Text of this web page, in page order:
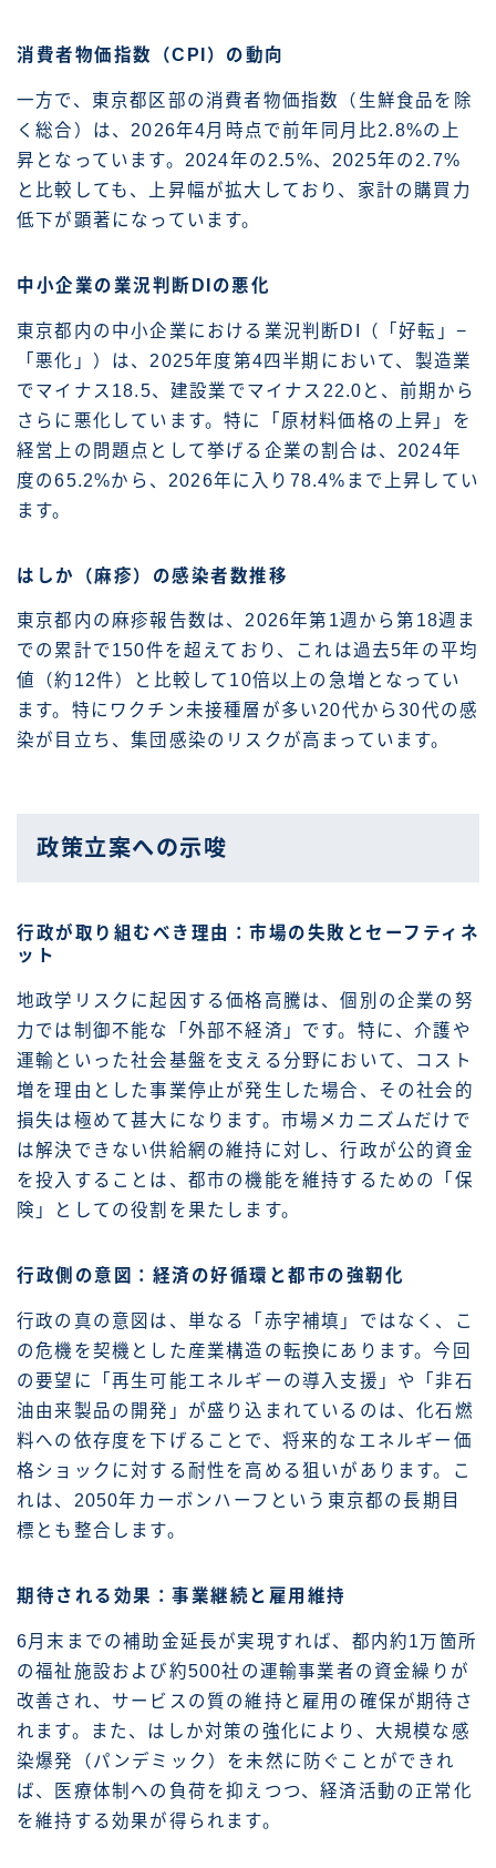
消費者物価指数（CPI）の動向
一方で、東京都区部の消費者物価指数（生鮮食品を除
く総合）は、2026年4月時点で前年同月比2.8%の上
昇となっています。2024年の2.5%、2025年の2.7%
と比較しても、上昇幅が拡大しており、家計の購買力
低下が顕著になっています。
中小企業の業況判断DIの悪化
東京都内の中小企業における業況判断DI（「好転」−
「悪化」）は、2025年度第4四半期において、製造業
でマイナス18.5、建設業でマイナス22.0と、前期から
さらに悪化しています。特に「原材料価格の上昇」を
経営上の問題点として挙げる企業の割合は、2024年
度の65.2%から、2026年に入り78.4%まで上昇してい
ます。
はしか（麻疹）の感染者数推移
東京都内の麻疹報告数は、2026年第1週から第18週ま
での累計で150件を超えており、これは過去5年の平均
値（約12件）と比較して10倍以上の急増となってい
ます。特にワクチン未接種層が多い20代から30代の感
染が目立ち、集団感染のリスクが高まっています。
政策立案への示唆
行政が取り組むべき理由：市場の失敗とセーフティネ
ット
地政学リスクに起因する価格高騰は、個別の企業の努
力では制御不能な「外部不経済」です。特に、介護や
運輸といった社会基盤を支える分野において、コスト
増を理由とした事業停止が発生した場合、その社会的
損失は極めて甚大になります。市場メカニズムだけで
は解決できない供給網の維持に対し、行政が公的資金
を投入することは、都市の機能を維持するための「保
険」としての役割を果たします。
行政側の意図：経済の好循環と都市の強靭化
行政の真の意図は、単なる「赤字補填」ではなく、こ
の危機を契機とした産業構造の転換にあります。今回
の要望に「再生可能エネルギーの導入支援」や「非石
油由来製品の開発」が盛り込まれているのは、化石燃
料への依存度を下げることで、将来的なエネルギー価
格ショックに対する耐性を高める狙いがあります。こ
れは、2050年カーボンハーフという東京都の長期目
標とも整合します。
期待される効果：事業継続と雇用維持
6月末までの補助金延長が実現すれば、都内約1万箇所
の福祉施設および約500社の運輸事業者の資金繰りが
改善され、サービスの質の維持と雇用の確保が期待さ
れます。また、はしか対策の強化により、大規模な感
染爆発（パンデミック）を未然に防ぐことができれ
ば、医療体制への負荷を抑えつつ、経済活動の正常化
を維持する効果が得られます。